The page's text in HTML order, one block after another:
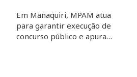
Em Manaquiri, MPAM atua
para garantir execução de
concurso público e apura…